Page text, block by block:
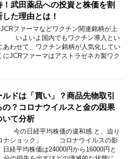
！武田薬品への投資と株価を割
た理由とは！
ーマなどワクチン関連銘柄が上
いよ国内でもワクチン導入とい
あわせて、ワクチン銘柄が人気化してい
にJCRファーマはアストラゼネカ製ワク
ドは「買い」？商品先物取引
の？コロナウイルスと金の因果
いて分析
平均株価の違和感 と、迫り
ナショック」 コロナウイルスの影
日経平均株価は24000円から16000円と